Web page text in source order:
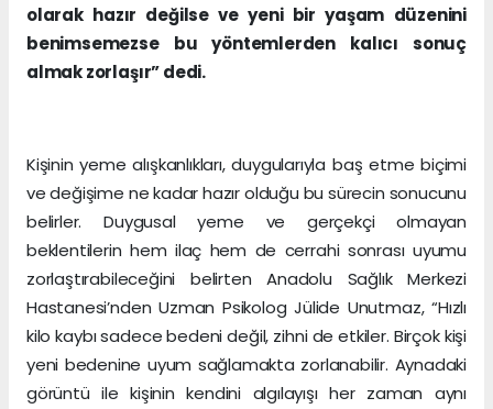
olarak hazır değilse ve yeni bir yaşam düzenini
benimsemezse bu yöntemlerden kalıcı sonuç
almak zorlaşır” dedi.
Kişinin yeme alışkanlıkları, duygularıyla baş etme biçimi
ve değişime ne kadar hazır olduğu bu sürecin sonucunu
belirler. Duygusal yeme ve gerçekçi olmayan
beklentilerin hem ilaç hem de cerrahi sonrası uyumu
zorlaştırabileceğini belirten Anadolu Sağlık Merkezi
Hastanesi’nden Uzman Psikolog Jülide Unutmaz, “Hızlı
kilo kaybı sadece bedeni değil, zihni de etkiler. Birçok kişi
yeni bedenine uyum sağlamakta zorlanabilir. Aynadaki
görüntü ile kişinin kendini algılayışı her zaman aynı